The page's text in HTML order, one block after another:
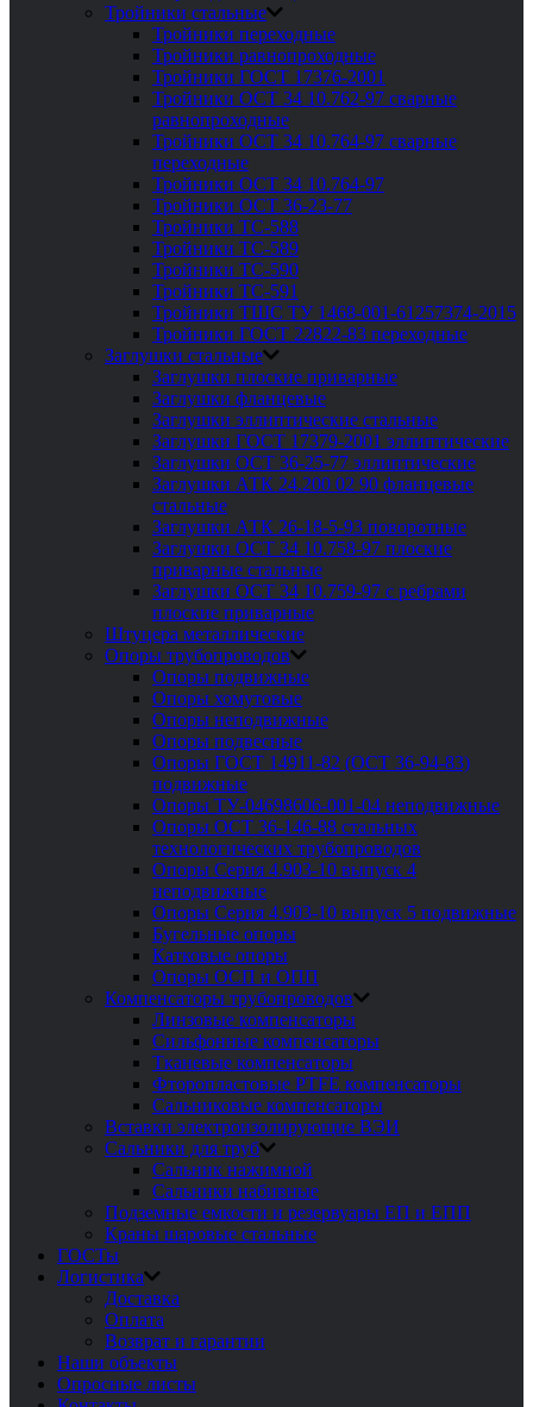
Тройники стальные
Тройники переходные
Тройники равнопроходные
Тройники ГОСТ 17376-2001
Тройники ОСТ 34 10.762-97 сварные
равнопроходные
Тройники ОСТ 34 10.764-97 сварные
переходные
Тройники ОСТ 34 10.764-97
Тройники ОСТ 36-23-77
Тройники ТС-588
Тройники ТС-589
Тройники ТС-590
Тройники ТС-591
Тройники ТШС ТУ 1468-001-61257374-2015
Тройники ГОСТ 22822-83 переходные
Заглушки стальные
Заглушки плоские приварные
Заглушки фланцевые
Заглушки эллиптические стальные
Заглушки ГОСТ 17379-2001 эллиптические
Заглушки ОСТ 36-25-77 эллиптические
Заглушки АТК 24.200 02 90 фланцевые
стальные
Заглушки АТК 26-18-5-93 поворотные
Заглушки ОСТ 34 10.758-97 плоские
приварные стальные
Заглушки ОСТ 34 10.759-97 с ребрами
плоские приварные
Штуцера металлические
Опоры трубопроводов
Опоры подвижные
Опоры хомутовые
Опоры неподвижные
Опоры подвесные
Опоры ГОСТ 14911-82 (ОСТ 36-94-83)
подвижные
Опоры ТУ-04698606-001-04 неподвижные
Опоры ОСТ 36-146-88 стальных
технологических трубопроводов
Опоры Серия 4.903-10 выпуск 4
неподвижные
Опоры Серия 4.903-10 выпуск 5 подвижные
Бугельные опоры
Катковые опоры
Опоры ОСП и ОПП
Компенсаторы трубопроводов
Линзовые компенсаторы
Сильфонные компенсаторы
Тканевые компенсаторы
Фторопластовые PTFE компенсаторы
Сальниковые компенсаторы
Вставки электроизолирующие ВЭИ
Сальники для труб
Сальник нажимной
Сальники набивные
Подземные емкости и резервуары ЕП и ЕПП
Краны шаровые стальные
ГОСТы
Логистика
Доставка
Оплата
Возврат и гарантии
Наши объекты
Опросные листы